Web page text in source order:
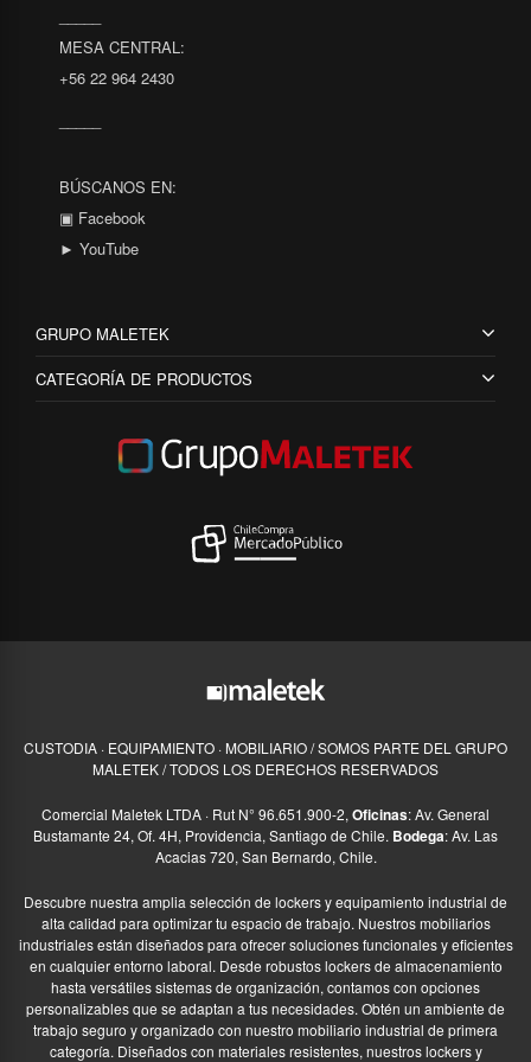
MESA CENTRAL:
+56 22 964 2430
BÚSCANOS EN:
▣ Facebook
► YouTube
GRUPO MALETEK
CATEGORÍA DE PRODUCTOS
CUSTODIA · EQUIPAMIENTO · MOBILIARIO / SOMOS PARTE DEL GRUPO
MALETEK / TODOS LOS DERECHOS RESERVADOS
Comercial Maletek LTDA · Rut N° 96.651.900-2, Oficinas: Av. General
Bustamante 24, Of. 4H, Providencia, Santiago de Chile. Bodega: Av. Las
Acacias 720, San Bernardo, Chile.
Descubre nuestra amplia selección de lockers y equipamiento industrial de
alta calidad para optimizar tu espacio de trabajo. Nuestros mobiliarios
industriales están diseñados para ofrecer soluciones funcionales y eficientes
en cualquier entorno laboral. Desde robustos lockers de almacenamiento
hasta versátiles sistemas de organización, contamos con opciones
personalizables que se adaptan a tus necesidades. Obtén un ambiente de
trabajo seguro y organizado con nuestro mobiliario industrial de primera
categoría. Diseñados con materiales resistentes, nuestros lockers y